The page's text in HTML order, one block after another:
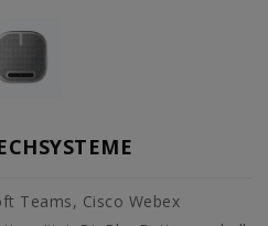
Teams, Cisco Webex